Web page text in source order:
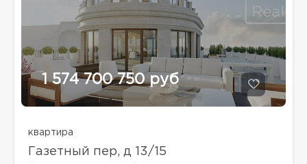
1 574 700 750 руб
квартира
Газетный пер, д 13/15